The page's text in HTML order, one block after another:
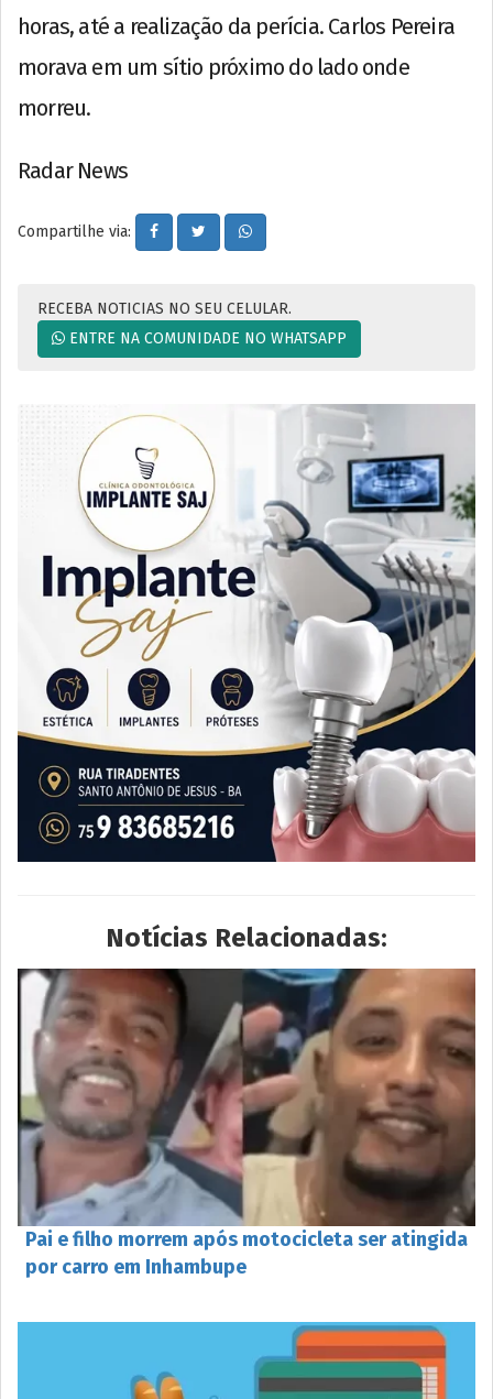
horas, até a realização da perícia. Carlos Pereira
morava em um sítio próximo do lado onde
morreu.
Radar News
Compartilhe via:
RECEBA NOTICIAS NO SEU CELULAR.
ENTRE NA COMUNIDADE NO WHATSAPP
Notícias Relacionadas:
Pai e filho morrem após motocicleta ser atingida
por carro em Inhambupe